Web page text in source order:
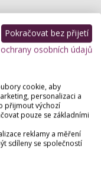
se naším partnerem
Pokračovat bez přijetí
osobních údajů
cookie, aby
personalizaci a
přijmout výchozí
pouze se základními
reklamy a měření
sdíleny se společností